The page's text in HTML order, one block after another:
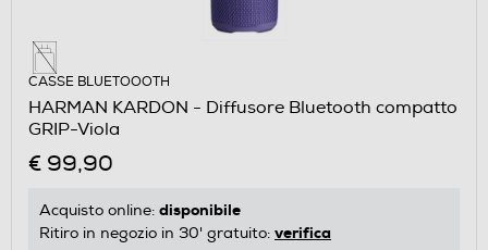
CASSE BLUETOOOTH
HARMAN KARDON - Diffusore Bluetooth compatto
GRIP-Viola
€ 99,90
Acquisto online: disponibile
Ritiro in negozio in 30' gratuito: verifica